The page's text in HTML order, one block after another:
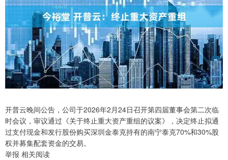
开普云晚间公告，公司于2026年2月24日召开第四届董事会第二次临
时会议，审议通过《关于终止重大资产重组的议案》，决定终止拟通
过支付现金和发行股份购买深圳金泰克持有的南宁泰克70%和30%股
权并募集配套资金的交易。
举报 相关阅读